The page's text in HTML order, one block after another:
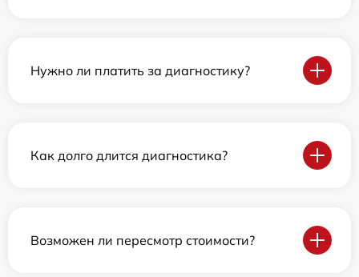
Нужно ли платить за диагностику?
Как долго длится диагностика?
Возможен ли пересмотр стоимости?